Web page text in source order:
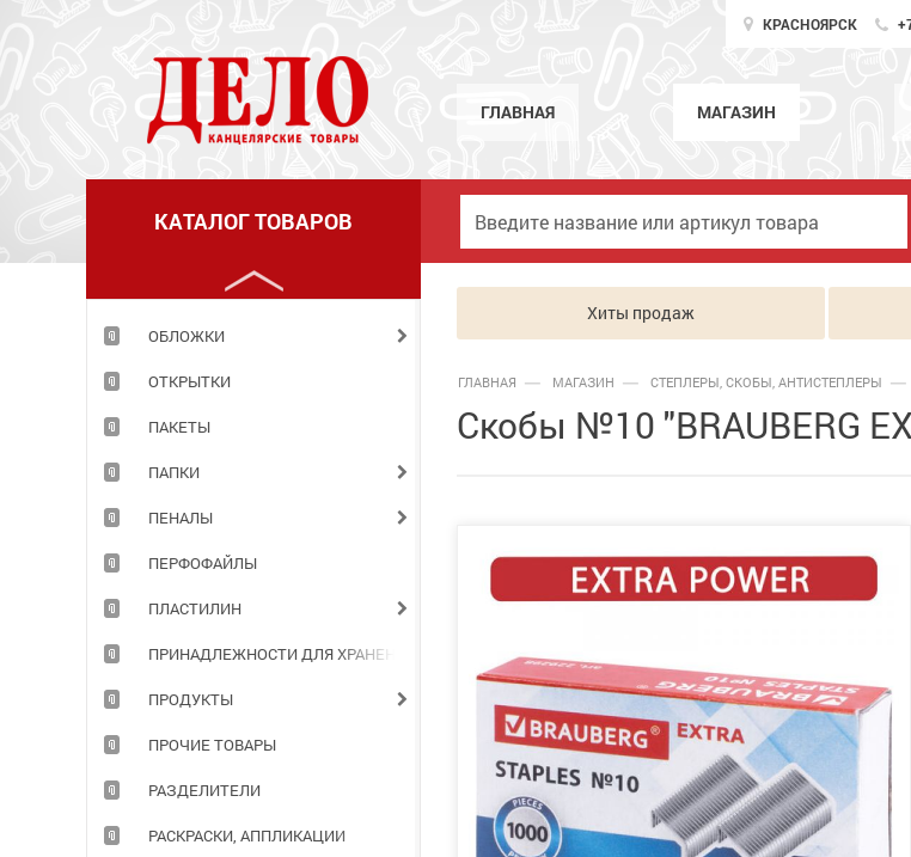
КРАСНОЯРСК
ГЛАВНАЯ МАГАЗИН
КАТАЛОГ ТОВАРОВ
НАБОРЫ ДЕТСКИЕ
НАБОРЫ ОФИСНЫЕ
НОЖНИЦЫ
ОБЛОЖКИ
ОТКРЫТКИ
ПАКЕТЫ
ПАПКИ
ПЕНАЛЫ
ПЕРФОФАЙЛЫ
ПЛАСТИЛИН
ПРИНАДЛЕЖНОСТИ ДЛЯ ХРАНЕНИЯ ДОКУМЕНТОВ
ПРОДУКТЫ
ПРОЧИЕ ТОВАРЫ
РАЗДЕЛИТЕЛИ
РАСКРАСКИ, АППЛИКАЦИИ
Хиты продаж
ГЛАВНАЯ МАГАЗИН СТЕПЛЕРЫ, СКОБЫ, АНТИСТЕПЛЕРЫ
Скобы №10 "BRAUBERG